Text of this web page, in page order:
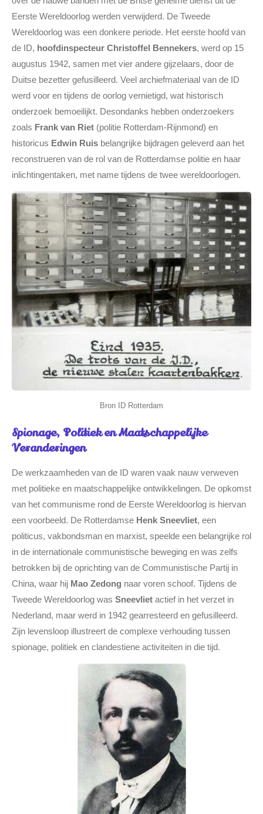
Eerste Wereldoorlog werden verwijderd. De Tweede
Wereldoorlog was een donkere periode. Het eerste hoofd van
de ID, hoofdinspecteur Christoffel Bennekers, werd op 15
augustus 1942, samen met vier andere gijzelaars, door de
Duitse bezetter gefusilleerd. Veel archiefmateriaal van de ID
werd voor en tijdens de oorlog vernietigd, wat historisch
onderzoek bemoeilijkt. Desondanks hebben onderzoekers
zoals Frank van Riet (politie Rotterdam-Rijnmond) en
historicus Edwin Ruis belangrijke bijdragen geleverd aan het
reconstrueren van de rol van de Rotterdamse politie en haar
inlichtingentaken, met name tijdens de twee wereldoorlogen.
Bron ID Rotterdam
Spionage, Politiek en Maatschappelijke
Veranderingen
De werkzaamheden van de ID waren vaak nauw verweven
met politieke en maatschappelijke ontwikkelingen. De opkomst
van het communisme rond de Eerste Wereldoorlog is hiervan
een voorbeeld. De Rotterdamse Henk Sneevliet, een
politicus, vakbondsman en marxist, speelde een belangrijke rol
in de internationale communistische beweging en was zelfs
betrokken bij de oprichting van de Communistische Partij in
China, waar hij Mao Zedong naar voren schoof. Tijdens de
Tweede Wereldoorlog was Sneevliet actief in het verzet in
Nederland, maar werd in 1942 gearresteerd en gefusilleerd.
Zijn levensloop illustreert de complexe verhouding tussen
spionage, politiek en clandestiene activiteiten in die tijd.